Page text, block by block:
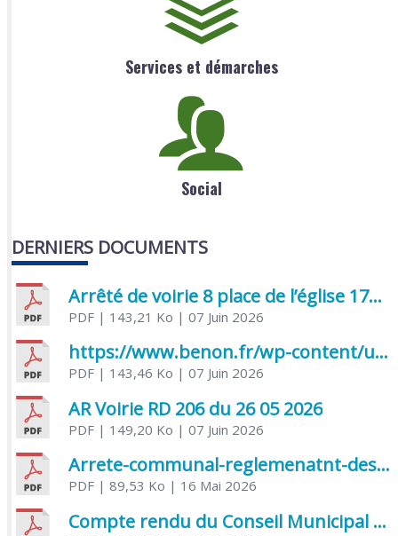
Services et démarches
Social
DERNIERS DOCUMENTS
Arrêté de voirie 8 place de l’église 17170 Benon
PDF| 143,21 Ko | 07 Juin 2026
https://www.benon.fr/wp-content/uploads/2026/06/AR-Voirie-Chemin-de-Lafond-du-26-05-2026.pdf
PDF| 143,46 Ko | 07 Juin 2026
AR Voirie RD 206 du 26 05 2026
PDF| 149,20 Ko | 07 Juin 2026
Arrete-communal-reglemenatnt-des-bruits-de-voisinage-et-des-activites-bruyantes
PDF| 89,53 Ko | 16 Mai 2026
Compte rendu du Conseil Municipal du 06 mai 2026